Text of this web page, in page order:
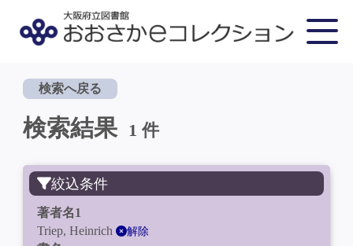
検索へ戻る
検索結果 1 件
絞込条件
著者名1
Triep, Heinrich
解除